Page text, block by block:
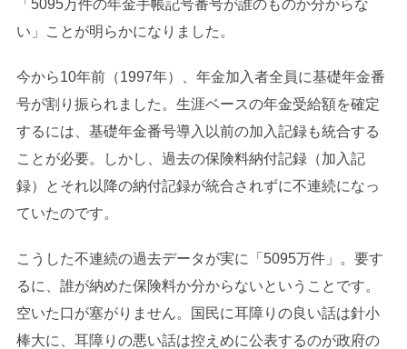
「5095万件の年金手帳記号番号が誰のものか分からな
い」ことが明らかになりました。
今から10年前（1997年）、年金加入者全員に基礎年金番
号が割り振られました。生涯ベースの年金受給額を確定
するには、基礎年金番号導入以前の加入記録も統合する
ことが必要。しかし、過去の保険料納付記録（加入記
録）とそれ以降の納付記録が統合されずに不連続になっ
ていたのです。
こうした不連続の過去データが実に「5095万件」。要す
るに、誰が納めた保険料か分からないということです。
空いた口が塞がりません。国民に耳障りの良い話は針小
棒大に、耳障りの悪い話は控えめに公表するのが政府の